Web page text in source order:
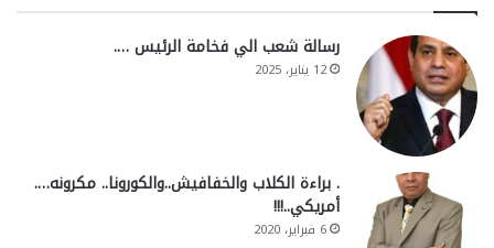
رسالة شعب الي فخامة الرئيس ….
12 يناير، 2025
. براءة الكلاب والخفافيش..والكورونا.. مكرونه….
أمريكي..!!!
6 فبراير، 2020